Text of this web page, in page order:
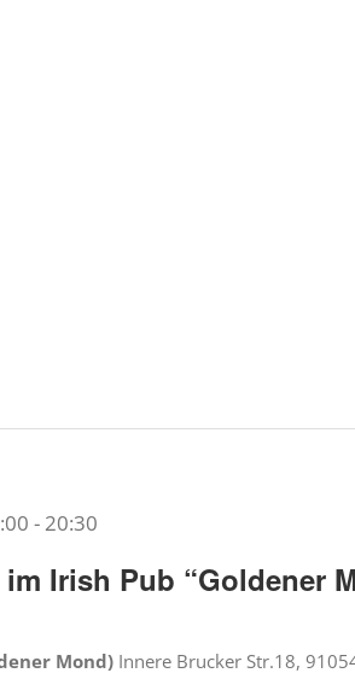
Irish Pub “Goldener
- 20:30
Mond) Innere Brucker Str.18,